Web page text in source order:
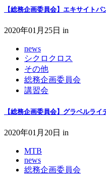
【総務企画委員会】エキサイト
2020年01月25日 in
news
シクロクロス
その他
総務企画委員会
講習会
【総務企画委員会】グラベルラ
2020年01月20日 in
MTB
news
総務企画委員会